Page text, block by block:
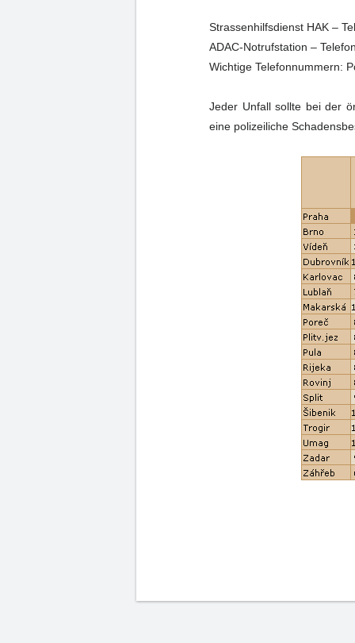
Strassenhilfsdienst HAK –
ADAC-Notrufstation – Telefon
Wichtige Telefonnummern:
Jeder Unfall sollte bei der
eine polizeiliche